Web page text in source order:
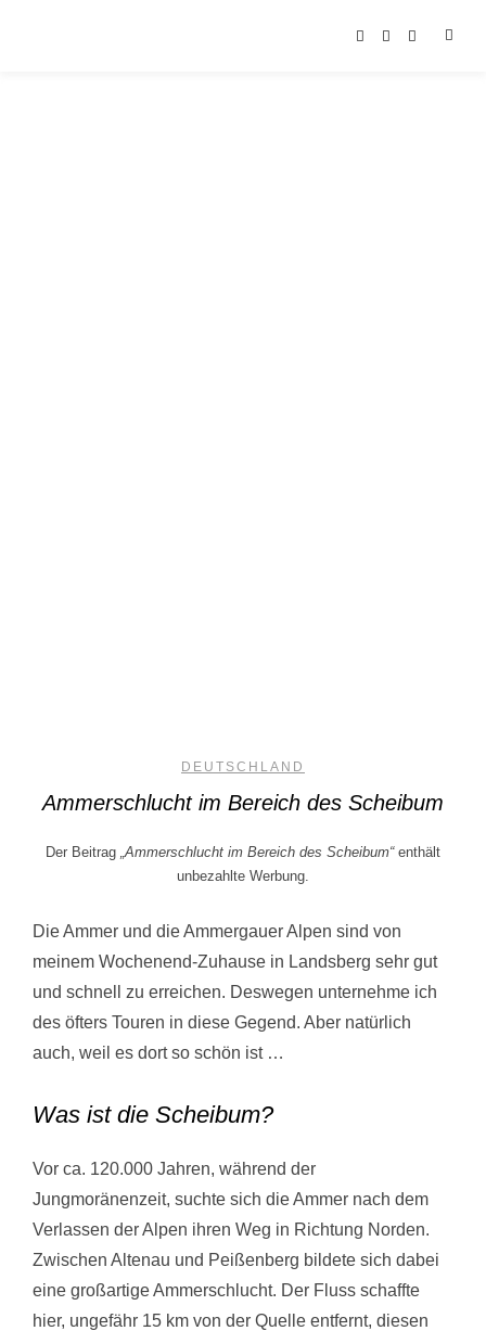
DEUTSCHLAND
Ammerschlucht im Bereich des Scheibum
Der Beitrag „Ammerschlucht im Bereich des Scheibum“enthält
unbezahlte Werbung.
Die Ammer und die Ammergauer Alpen sind von
meinem Wochenend-Zuhause in Landsberg sehr gut
und schnell zu erreichen. Deswegen unternehme ich
des öfters Touren in diese Gegend. Aber natürlich
auch, weil es dort so schön ist …
Was ist die Scheibum?
Vor ca. 120.000 Jahren, während der
Jungmoränenzeit, suchte sich die Ammer nach dem
Verlassen der Alpen ihren Weg in Richtung Norden.
Zwischen Altenau und Peißenberg bildete sich dabei
eine großartige Ammerschlucht. Der Fluss schaffte
hier, ungefähr 15 km von der Quelle entfernt, diesen